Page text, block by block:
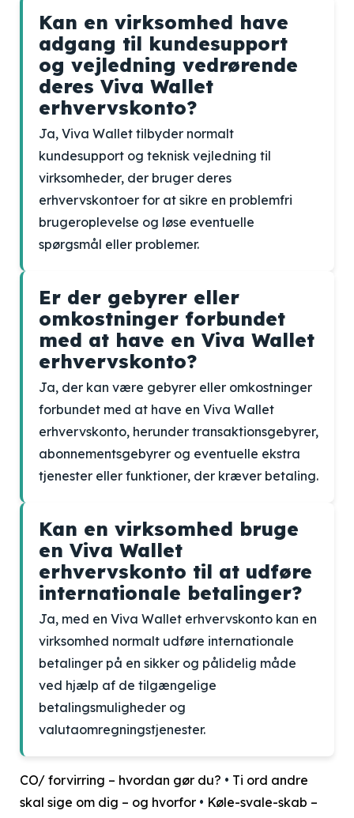
Kan en virksomhed have
adgang til kundesupport
og vejledning vedrørende
deres Viva Wallet
erhvervskonto?
Ja, Viva Wallet tilbyder normalt
kundesupport og teknisk vejledning til
virksomheder, der bruger deres
erhvervskontoer for at sikre en problemfri
brugeroplevelse og løse eventuelle
spørgsmål eller problemer.
Er der gebyrer eller
omkostninger forbundet
med at have en Viva Wallet
erhvervskonto?
Ja, der kan være gebyrer eller omkostninger
forbundet med at have en Viva Wallet
erhvervskonto, herunder transaktionsgebyrer,
abonnementsgebyrer og eventuelle ekstra
tjenester eller funktioner, der kræver betaling.
Kan en virksomhed bruge
en Viva Wallet
erhvervskonto til at udføre
internationale betalinger?
Ja, med en Viva Wallet erhvervskonto kan en
virksomhed normalt udføre internationale
betalinger på en sikker og pålidelig måde
ved hjælp af de tilgængelige
betalingsmuligheder og
valutaomregningstjenester.
CO/ forvirring – hvordan gør du? • Ti ord andre
skal sige om dig – og hvorfor • Køle-svale-skab –